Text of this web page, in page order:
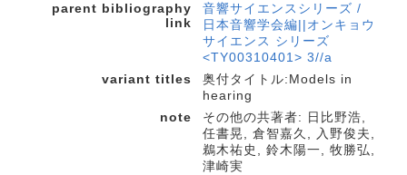
parent bibliography
link
音響サイエンスシリーズ /
日本音響学会編||オンキョウ
サイエンス シリーズ
<TY00310401> 3//a
variant titles
奥付タイトル:Models in
hearing
note
その他の共著者: 日比野浩,
任書晃, 倉智嘉久, 入野俊夫,
鵜木祐史, 鈴木陽一, 牧勝弘,
津崎実